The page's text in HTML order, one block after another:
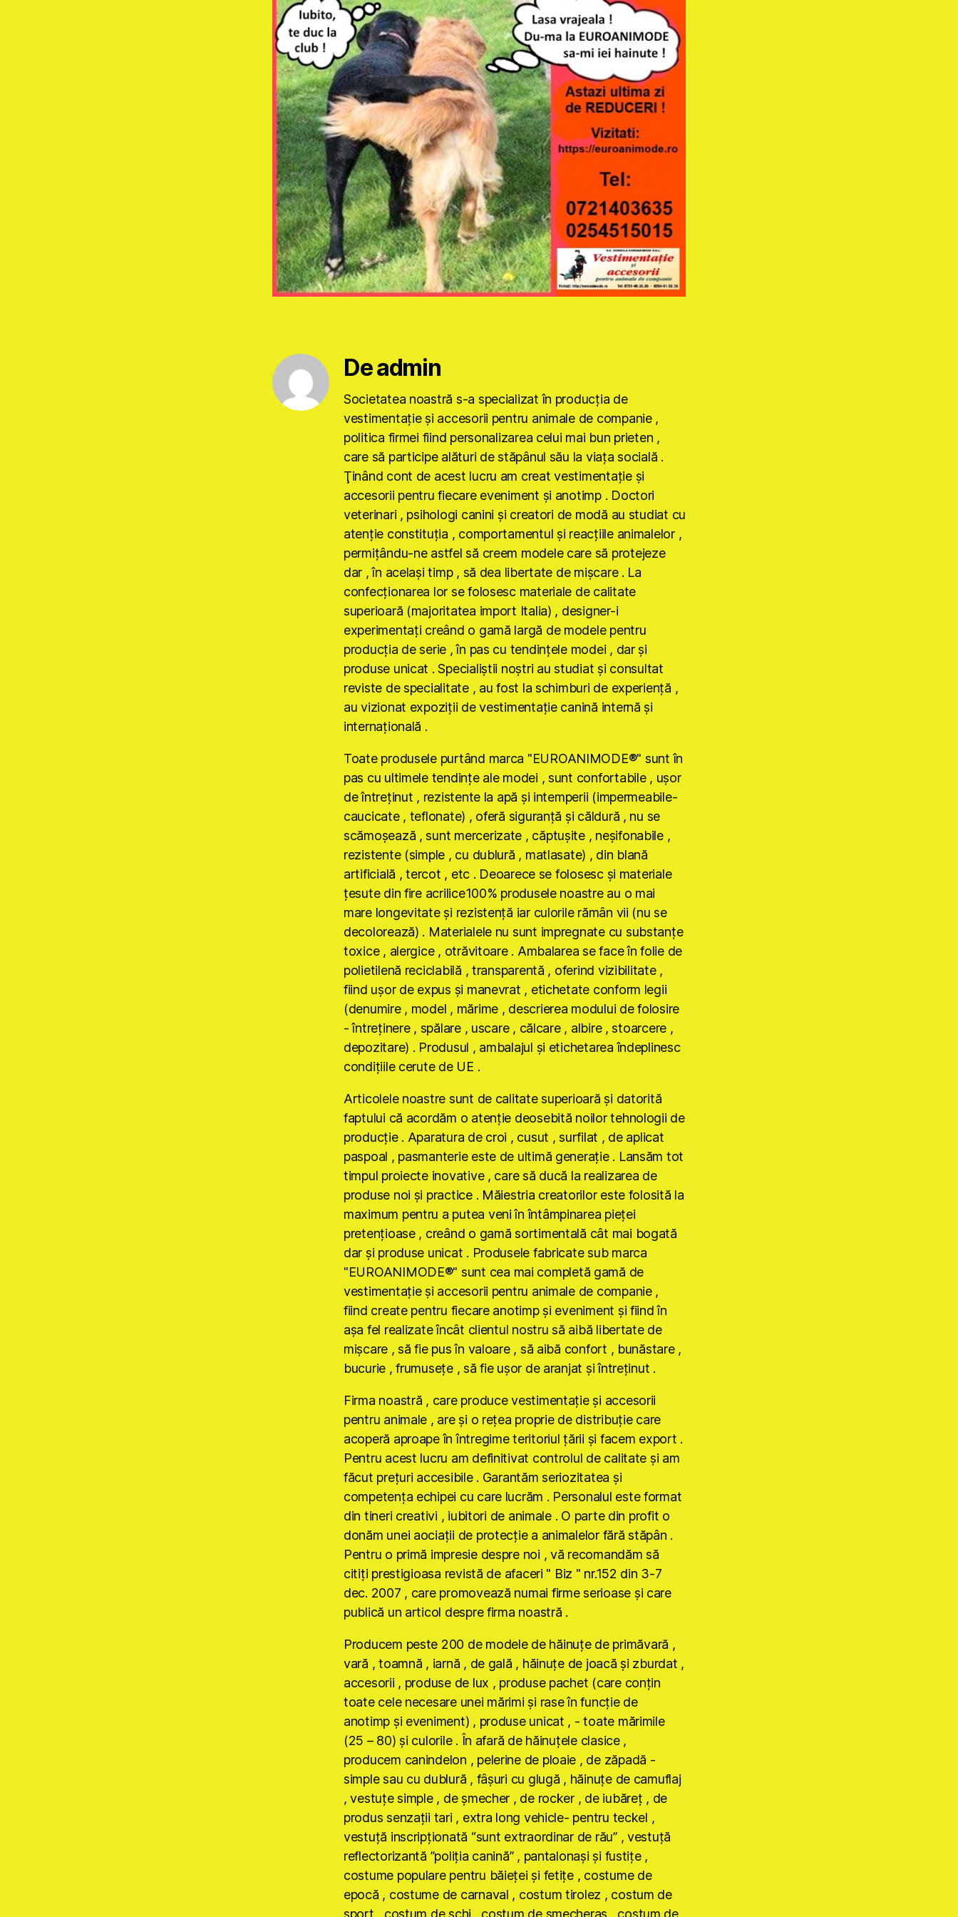
De admin
Societatea noastră s-a specializat în producţia de
vestimentaţie şi accesorii pentru animale de companie ,
politica firmei fiind personalizarea celui mai bun prieten ,
care să participe alături de stăpânul său la viaţa socială .
Ţinând cont de acest lucru am creat vestimentaţie şi
accesorii pentru fiecare eveniment şi anotimp . Doctori
veterinari , psihologi canini şi creatori de modă au studiat cu
atenţie constituţia , comportamentul şi reacţiile animalelor ,
permiţându-ne astfel să creem modele care să protejeze
dar , în acelaşi timp , să dea libertate de mişcare . La
confecţionarea lor se folosesc materiale de calitate
superioară (majoritatea import Italia) , designer-i
experimentaţi creând o gamă largă de modele pentru
producţia de serie , în pas cu tendinţele modei , dar şi
produse unicat . Specialiştii noştri au studiat şi consultat
reviste de specialitate , au fost la schimburi de experienţă ,
au vizionat expoziţii de vestimentaţie canină internă şi
internaţională .
Toate produsele purtând marca "EUROANIMODE®" sunt în
pas cu ultimele tendinţe ale modei , sunt confortabile , uşor
de întreţinut , rezistente la apă şi intemperii (impermeabile-
caucicate , teflonate) , oferă siguranţă şi căldură , nu se
scămoşează , sunt mercerizate , căptuşite , neşifonabile ,
rezistente (simple , cu dublură , matlasate) , din blană
artificială , tercot , etc . Deoarece se folosesc şi materiale
ţesute din fire acrilice100% produsele noastre au o mai
mare longevitate şi rezistenţă iar culorile rămân vii (nu se
decolorează) . Materialele nu sunt impregnate cu substanţe
toxice , alergice , otrăvitoare . Ambalarea se face în folie de
polietilenă reciclabilă , transparentă , oferind vizibilitate ,
fiind uşor de expus şi manevrat , etichetate conform legii
(denumire , model , mărime , descrierea modului de folosire
- întreţinere , spălare , uscare , călcare , albire , stoarcere ,
depozitare) . Produsul , ambalajul şi etichetarea îndeplinesc
condiţiile cerute de UE .
Articolele noastre sunt de calitate superioară şi datorită
faptului că acordăm o atenţie deosebită noilor tehnologii de
producţie . Aparatura de croi , cusut , surfilat , de aplicat
paspoal , pasmanterie este de ultimă generaţie . Lansăm tot
timpul proiecte inovative , care să ducă la realizarea de
produse noi şi practice . Măiestria creatorilor este folosită la
maximum pentru a putea veni în întâmpinarea pieţei
pretenţioase , creând o gamă sortimentală cât mai bogată
dar şi produse unicat . Produsele fabricate sub marca
"EUROANIMODE®" sunt cea mai completă gamă de
vestimentaţie şi accesorii pentru animale de companie ,
fiind create pentru fiecare anotimp şi eveniment şi fiind în
aşa fel realizate încât clientul nostru să aibă libertate de
mişcare , să fie pus în valoare , să aibă confort , bunăstare ,
bucurie , frumuseţe , să fie uşor de aranjat şi întreţinut .
Firma noastră , care produce vestimentaţie şi accesorii
pentru animale , are şi o reţea proprie de distribuţie care
acoperă aproape în întregime teritoriul ţării şi facem export .
Pentru acest lucru am definitivat controlul de calitate şi am
făcut preţuri accesibile . Garantăm seriozitatea şi
competenţa echipei cu care lucrăm . Personalul este format
din tineri creativi , iubitori de animale . O parte din profit o
donăm unei aociaţii de protecţie a animalelor fără stăpân .
Pentru o primă impresie despre noi , vă recomandăm să
citiţi prestigioasa revistă de afaceri " Biz " nr.152 din 3-7
dec. 2007 , care promovează numai firme serioase şi care
publică un articol despre firma noastră .
Producem peste 200 de modele de hăinuţe de primăvară ,
vară , toamnă , iarnă , de gală , hăinuţe de joacă şi zburdat ,
accesorii , produse de lux , produse pachet (care conţin
toate cele necesare unei mărimi şi rase în funcţie de
anotimp şi eveniment) , produse unicat , - toate mărimile
(25 – 80) şi culorile . În afară de hăinuţele clasice ,
producem canindelon , pelerine de ploaie , de zăpadă -
simple sau cu dublură , fâşuri cu glugă , hăinuţe de camuflaj
, vestuţe simple , de şmecher , de rocker , de iubăreţ , de
produs senzaţii tari , extra long vehicle- pentru teckel ,
vestuţă inscripţionată “sunt extraordinar de rău” , vestuţă
reflectorizantă ”poliţia canină” , pantalonaşi şi fustiţe ,
costume populare pentru băieţei şi fetiţe , costume de
epocă , costume de carnaval , costum tirolez , costum de
sport , costum de schi , costum de şmecheraş , costum de